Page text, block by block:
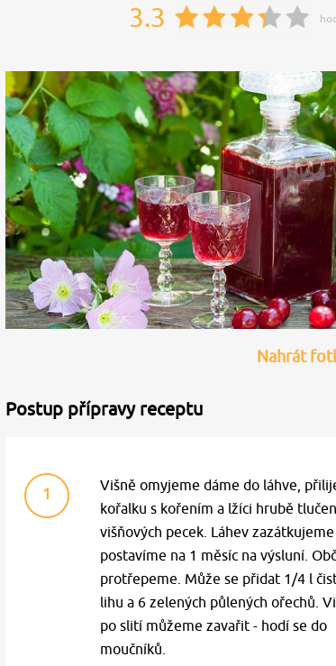
3.3
Nahrát
Postup přípravy receptu
1
Višně omyjeme dáme do láhve,
kořalku s kořením a lžíci hrubě
višňových pecek. Láhev zazátkujeme
postavíme na 1 měsíc na výsluní.
protřepeme. Může se přidat 1/4 l
lihu a 6 zelených půlených ořechů.
po slití můžeme zavařit - hodí se do
moučníků.